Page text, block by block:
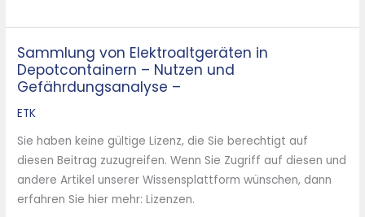
Sammlung von Elektroaltgeräten in
Depotcontainern – Nutzen und
Gefährdungsanalyse –
ETK
Sie haben keine gültige Lizenz, die Sie berechtigt auf
diesen Beitrag zuzugreifen. Wenn Sie Zugriff auf diesen und
andere Artikel unserer Wissensplattform wünschen, dann
erfahren Sie hier mehr: Lizenzen.
Sammlung
von
Elektroaltgeräten
in